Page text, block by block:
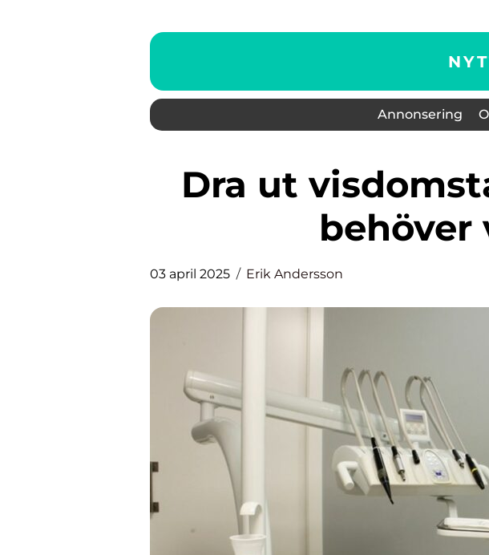
Annonsering
Dra ut visdomstand: vad du
behöver
03 april 2025 Erik Andersson